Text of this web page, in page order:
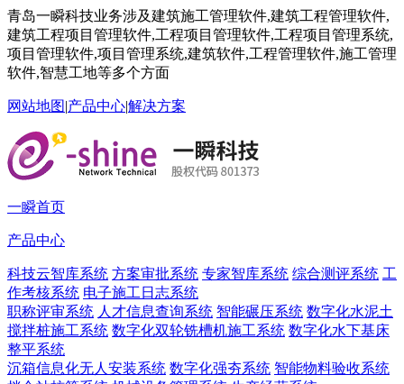
青岛一瞬科技业务涉及建筑施工管理软件,建筑工程管理软件,
建筑工程项目管理软件,工程项目管理软件,工程项目管理系统,
项目管理软件,项目管理系统,建筑软件,工程管理软件,施工管理
软件,智慧工地等多个方面
网站地图|产品中心|解决方案
一瞬首页
产品中心
科技云智库系统 方案审批系统 专家智库系统 综合测评系统 工
作考核系统 电子施工日志系统
职称评审系统 人才信息查询系统 智能碾压系统 数字化水泥土
搅拌桩施工系统 数字化双轮铣槽机施工系统 数字化水下基床
整平系统
沉箱信息化无人安装系统 数字化强夯系统 智能物料验收系统